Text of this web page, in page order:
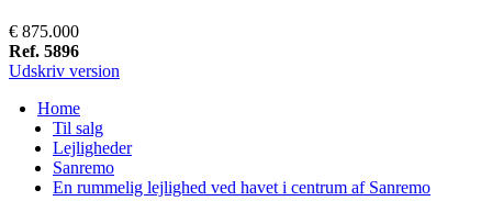
€ 875.000
Ref. 5896
Udskriv version
Home
Til salg
Lejligheder
Sanremo
En rummelig lejlighed ved havet i centrum af Sanremo